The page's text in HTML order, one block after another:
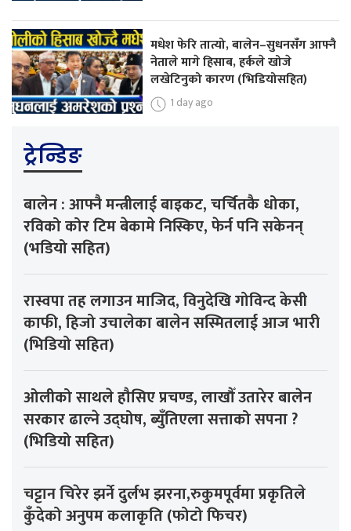
मधेश फेरि तात्यो, बालेन–सुधनसँग आफ्नै
नेताले मागे हिसाब, हर्कले खोजे
लखेटिनुको कारण (भिडियोसहित)
1 day ago
ट्रेन्डिङ
बालेन : आफ्नै मन्त्रीलाई बाइकट, चर्चितकै धोका,
रविको कोर टिम बेकामे निस्किए, फेर्न पनि सकेनन्
(भडियो सहित)
रास्वपा तह लगाउन माजिद, विनुदेखि गोविन्द केसी
काफी, हिजो उचालेका बालेन सस्मितलाई आज भारी
(भिडियो सहित)
ओलीको साथले हौसिए प्रचण्ड, लाखौँ उतारेर बालेन
सरकार ढाल्ने उद्घोष, ब्युँतिएला सत्ताको सपना ?
(भिडियो सहित)
चट्टान चिरेर झर्ने दुर्लभ झरना,रुकुमपूर्वमा प्रकृतिले
कुँदेको अनुपम कलाकृति (फोटो फिचर)